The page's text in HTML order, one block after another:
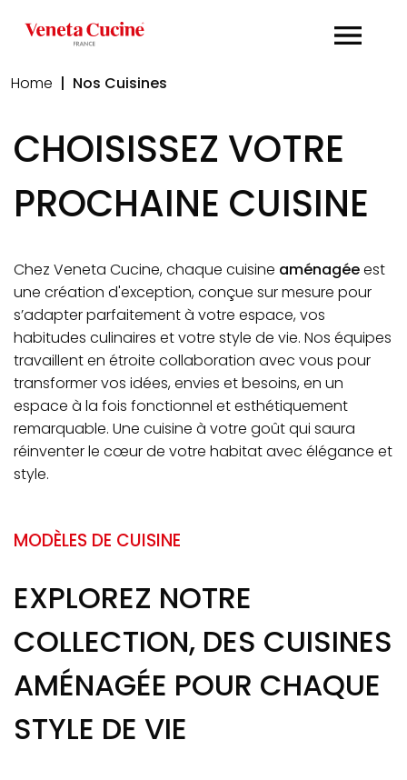
Home | Nos Cuisines
CHOISISSEZ VOTRE
PROCHAINE CUISINE
Chez Veneta Cucine, chaque cuisine aménagéeest
une création d'exception, conçue sur mesure pour
s’adapter parfaitement à votre espace, vos
habitudes culinaires et votre style de vie. Nos équipes
travaillent en étroite collaboration avec vous pour
transformer vos idées, envies et besoins, en un
espace à la fois fonctionnel et esthétiquement
remarquable. Une cuisine à votre goût qui saura
réinventer le cœur de votre habitat avec élégance et
style.
MODÈLES DE CUISINE
EXPLOREZ NOTRE
COLLECTION, DES CUISINES
AMÉNAGÉE POUR CHAQUE
STYLE DE VIE